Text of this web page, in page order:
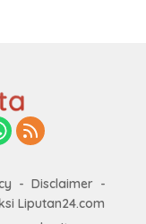
Disclaimer
Liputan24.com